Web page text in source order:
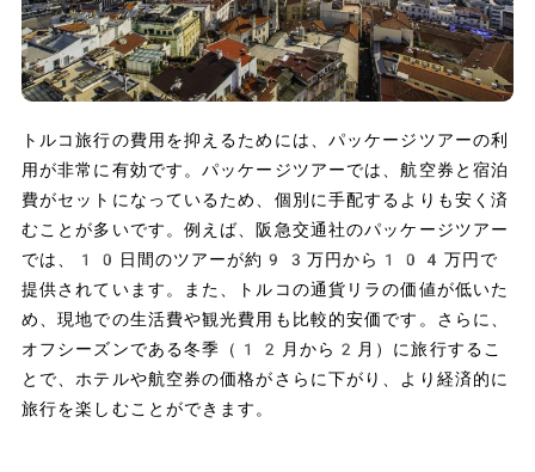
トルコ旅行の費用を抑えるためには、パッケージツアーの利
用が非常に有効です。パッケージツアーでは、航空券と宿泊
費がセットになっているため、個別に手配するよりも安く済
むことが多いです。例えば、阪急交通社のパッケージツアー
では、10日間のツアーが約93万円から104万円で
提供されています。また、トルコの通貨リラの価値が低いた
め、現地での生活費や観光費用も比較的安価です。さらに、
オフシーズンである冬季（12月から2月）に旅行するこ
とで、ホテルや航空券の価格がさらに下がり、より経済的に
旅行を楽しむことができます。